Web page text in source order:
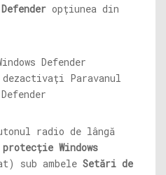
opțiunea din
radio de lângă
Windows
sub ambele Setări de